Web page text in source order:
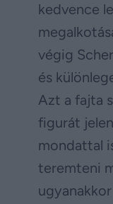
kedvence
végig
és
Azt a fajta
figurát
mondattal
teremteni